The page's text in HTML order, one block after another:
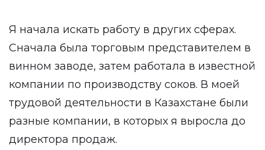
Я начала искать работу в других сферах.
Сначала была торговым представителем в
винном заводе, затем работала в известной
компании по производству соков. В моей
трудовой деятельности в Казахстане были
разные компании, в которых я выросла до
директора продаж.